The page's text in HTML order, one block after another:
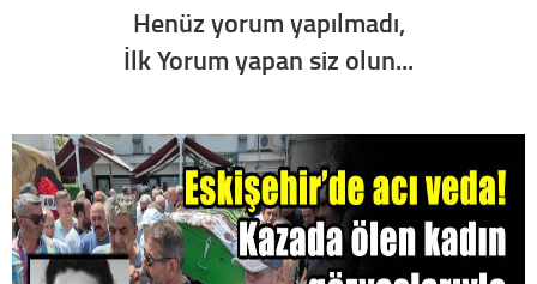
Henüz yorum yapılmadı,
İlk Yorum yapan siz olun...